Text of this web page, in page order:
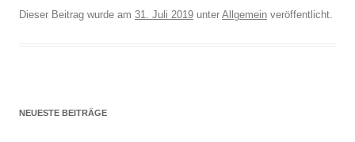
Dieser Beitrag wurde am 31. Juli 2019 unter Allgemein veröffentlicht.
NEUESTE BEITRÄGE